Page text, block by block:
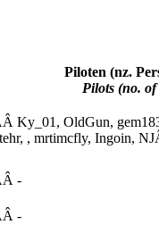
Piloten (nz.
Pilots (no.
Ky_01, OldGun,
, mrtimcfly, Ingoin,
-
-